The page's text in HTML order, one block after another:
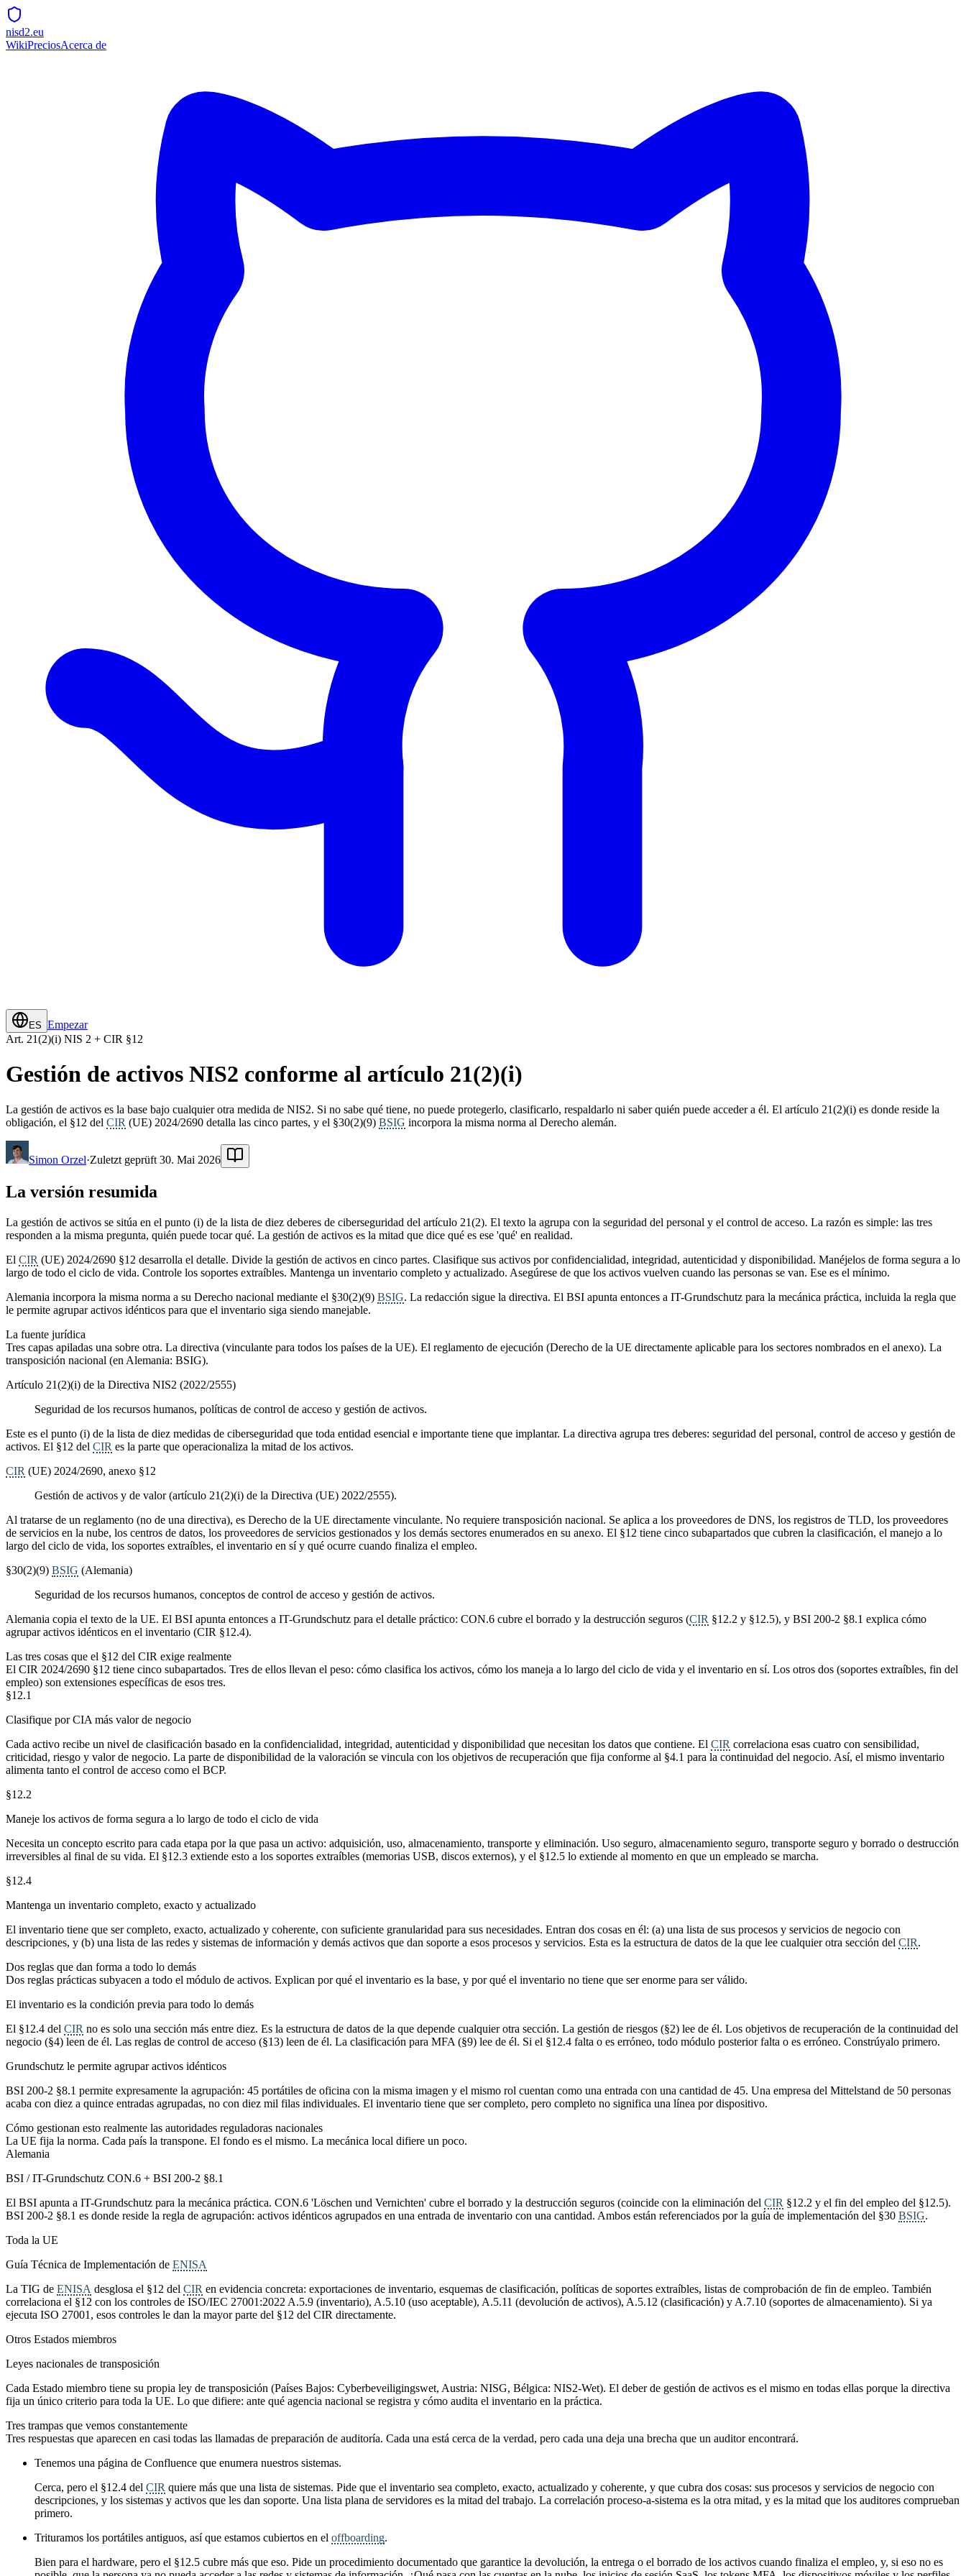
nisd2.eu
WikiPreciosAcerca de
ES Empezar
Art. 21(2)(i) NIS 2 + CIR §12
Gestión de activos NIS2 conforme al artículo 21(2)(i)
La gestión de activos es la base bajo cualquier otra medida de NIS2. Si no sabe qué tiene, no puede protegerlo, clasificarlo, respaldarlo ni saber quién puede acceder a él. El artículo 21(2)(i) es donde reside la
obligación, el §12 del CIR (UE) 2024/2690 detalla las cinco partes, y el §30(2)(9) BSIG incorpora la misma norma al Derecho alemán.
Simon Orzel·Zuletzt geprüft 30. Mai 2026
La versión resumida
La gestión de activos se sitúa en el punto (i) de la lista de diez deberes de ciberseguridad del artículo 21(2). El texto la agrupa con la seguridad del personal y el control de acceso. La razón es simple: las tres
responden a la misma pregunta, quién puede tocar qué. La gestión de activos es la mitad que dice qué es ese 'qué' en realidad.
El CIR (UE) 2024/2690 §12 desarrolla el detalle. Divide la gestión de activos en cinco partes. Clasifique sus activos por confidencialidad, integridad, autenticidad y disponibilidad. Manéjelos de forma segura a lo
largo de todo el ciclo de vida. Controle los soportes extraíbles. Mantenga un inventario completo y actualizado. Asegúrese de que los activos vuelven cuando las personas se van. Ese es el mínimo.
Alemania incorpora la misma norma a su Derecho nacional mediante el §30(2)(9) BSIG. La redacción sigue la directiva. El BSI apunta entonces a IT-Grundschutz para la mecánica práctica, incluida la regla que
le permite agrupar activos idénticos para que el inventario siga siendo manejable.
La fuente jurídica
Tres capas apiladas una sobre otra. La directiva (vinculante para todos los países de la UE). El reglamento de ejecución (Derecho de la UE directamente aplicable para los sectores nombrados en el anexo). La
transposición nacional (en Alemania: BSIG).
Artículo 21(2)(i) de la Directiva NIS2 (2022/2555)
Seguridad de los recursos humanos, políticas de control de acceso y gestión de activos.
Este es el punto (i) de la lista de diez medidas de ciberseguridad que toda entidad esencial e importante tiene que implantar. La directiva agrupa tres deberes: seguridad del personal, control de acceso y gestión de
activos. El §12 del CIR es la parte que operacionaliza la mitad de los activos.
CIR (UE) 2024/2690, anexo §12
Gestión de activos y de valor (artículo 21(2)(i) de la Directiva (UE) 2022/2555).
Al tratarse de un reglamento (no de una directiva), es Derecho de la UE directamente vinculante. No requiere transposición nacional. Se aplica a los proveedores de DNS, los registros de TLD, los proveedores
de servicios en la nube, los centros de datos, los proveedores de servicios gestionados y los demás sectores enumerados en su anexo. El §12 tiene cinco subapartados que cubren la clasificación, el manejo a lo
largo del ciclo de vida, los soportes extraíbles, el inventario en sí y qué ocurre cuando finaliza el empleo.
§30(2)(9) BSIG (Alemania)
Seguridad de los recursos humanos, conceptos de control de acceso y gestión de activos.
Alemania copia el texto de la UE. El BSI apunta entonces a IT-Grundschutz para el detalle práctico: CON.6 cubre el borrado y la destrucción seguros (CIR §12.2 y §12.5), y BSI 200-2 §8.1 explica cómo
agrupar activos idénticos en el inventario (CIR §12.4).
Las tres cosas que el §12 del CIR exige realmente
El CIR 2024/2690 §12 tiene cinco subapartados. Tres de ellos llevan el peso: cómo clasifica los activos, cómo los maneja a lo largo del ciclo de vida y el inventario en sí. Los otros dos (soportes extraíbles, fin del
empleo) son extensiones específicas de esos tres.
§12.1
Clasifique por CIA más valor de negocio
Cada activo recibe un nivel de clasificación basado en la confidencialidad, integridad, autenticidad y disponibilidad que necesitan los datos que contiene. El CIR correlaciona esas cuatro con sensibilidad,
criticidad, riesgo y valor de negocio. La parte de disponibilidad de la valoración se vincula con los objetivos de recuperación que fija conforme al §4.1 para la continuidad del negocio. Así, el mismo inventario
alimenta tanto el control de acceso como el BCP.
§12.2
Maneje los activos de forma segura a lo largo de todo el ciclo de vida
Necesita un concepto escrito para cada etapa por la que pasa un activo: adquisición, uso, almacenamiento, transporte y eliminación. Uso seguro, almacenamiento seguro, transporte seguro y borrado o destrucción
irreversibles al final de su vida. El §12.3 extiende esto a los soportes extraíbles (memorias USB, discos externos), y el §12.5 lo extiende al momento en que un empleado se marcha.
§12.4
Mantenga un inventario completo, exacto y actualizado
El inventario tiene que ser completo, exacto, actualizado y coherente, con suficiente granularidad para sus necesidades. Entran dos cosas en él: (a) una lista de sus procesos y servicios de negocio con
descripciones, y (b) una lista de las redes y sistemas de información y demás activos que dan soporte a esos procesos y servicios. Esta es la estructura de datos de la que lee cualquier otra sección del CIR.
Dos reglas que dan forma a todo lo demás
Dos reglas prácticas subyacen a todo el módulo de activos. Explican por qué el inventario es la base, y por qué el inventario no tiene que ser enorme para ser válido.
El inventario es la condición previa para todo lo demás
El §12.4 del CIR no es solo una sección más entre diez. Es la estructura de datos de la que depende cualquier otra sección. La gestión de riesgos (§2) lee de él. Los objetivos de recuperación de la continuidad del
negocio (§4) leen de él. Las reglas de control de acceso (§13) leen de él. La clasificación para MFA (§9) lee de él. Si el §12.4 falta o es erróneo, todo módulo posterior falta o es erróneo. Constrúyalo primero.
Grundschutz le permite agrupar activos idénticos
BSI 200-2 §8.1 permite expresamente la agrupación: 45 portátiles de oficina con la misma imagen y el mismo rol cuentan como una entrada con una cantidad de 45. Una empresa del Mittelstand de 50 personas
acaba con diez a quince entradas agrupadas, no con diez mil filas individuales. El inventario tiene que ser completo, pero completo no significa una línea por dispositivo.
Cómo gestionan esto realmente las autoridades reguladoras nacionales
La UE fija la norma. Cada país la transpone. El fondo es el mismo. La mecánica local difiere un poco.
Alemania
BSI / IT-Grundschutz CON.6 + BSI 200-2 §8.1
El BSI apunta a IT-Grundschutz para la mecánica práctica. CON.6 'Löschen und Vernichten' cubre el borrado y la destrucción seguros (coincide con la eliminación del CIR §12.2 y el fin del empleo del §12.5).
BSI 200-2 §8.1 es donde reside la regla de agrupación: activos idénticos agrupados en una entrada de inventario con una cantidad. Ambos están referenciados por la guía de implementación del §30 BSIG.
Toda la UE
Guía Técnica de Implementación de ENISA
La TIG de ENISA desglosa el §12 del CIR en evidencia concreta: exportaciones de inventario, esquemas de clasificación, políticas de soportes extraíbles, listas de comprobación de fin de empleo. También
correlaciona el §12 con los controles de ISO/IEC 27001:2022 A.5.9 (inventario), A.5.10 (uso aceptable), A.5.11 (devolución de activos), A.5.12 (clasificación) y A.7.10 (soportes de almacenamiento). Si ya
ejecuta ISO 27001, esos controles le dan la mayor parte del §12 del CIR directamente.
Otros Estados miembros
Leyes nacionales de transposición
Cada Estado miembro tiene su propia ley de transposición (Países Bajos: Cyberbeveiligingswet, Austria: NISG, Bélgica: NIS2-Wet). El deber de gestión de activos es el mismo en todas ellas porque la directiva
fija un único criterio para toda la UE. Lo que difiere: ante qué agencia nacional se registra y cómo audita el inventario en la práctica.
Tres trampas que vemos constantemente
Tres respuestas que aparecen en casi todas las llamadas de preparación de auditoría. Cada una está cerca de la verdad, pero cada una deja una brecha que un auditor encontrará.
Tenemos una página de Confluence que enumera nuestros sistemas.
Cerca, pero el §12.4 del CIR quiere más que una lista de sistemas. Pide que el inventario sea completo, exacto, actualizado y coherente, y que cubra dos cosas: sus procesos y servicios de negocio con
descripciones, y los sistemas y activos que les dan soporte. Una lista plana de servidores es la mitad del trabajo. La correlación proceso-a-sistema es la otra mitad, y es la mitad que los auditores comprueban
primero.
Trituramos los portátiles antiguos, así que estamos cubiertos en el offboarding.
Bien para el hardware, pero el §12.5 cubre más que eso. Pide un procedimiento documentado que garantice la devolución, la entrega o el borrado de los activos cuando finaliza el empleo, y, si eso no es